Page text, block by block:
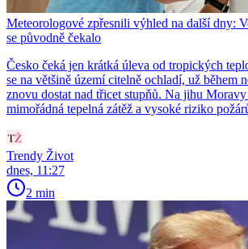
Meteorologové zpřesnili výhled na další dny:
se původně čekalo
Česko čeká jen krátká úleva od tropických
se na většině území citelně ochladí, už během
znovu dostat nad třicet stupňů. Na jihu
mimořádná tepelná zátěž a vysoké riziko
Trendy Život
dnes, 11:27
2 min